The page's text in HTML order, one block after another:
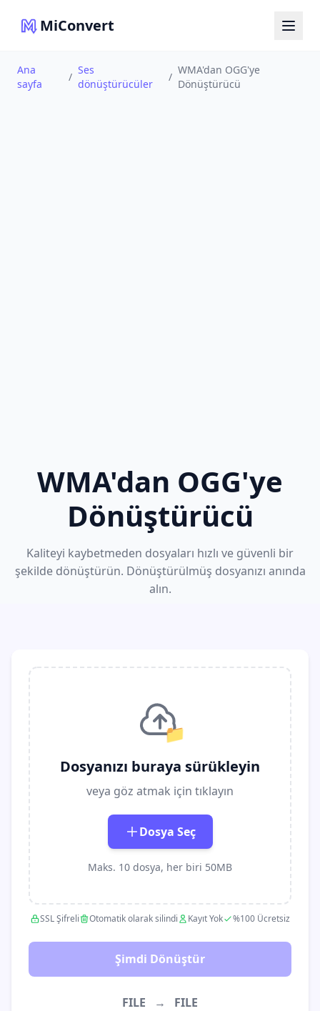
MiConvert
Ana
sayfa
/
Ses
dönüştürücüler
/
WMA'dan OGG'ye
Dönüştürücü
WMA'dan OGG'ye
Dönüştürücü
Kaliteyi kaybetmeden dosyaları hızlı ve güvenli bir
şekilde dönüştürün. Dönüştürülmüş dosyanızı anında
alın.
📁
Dosyanızı buraya sürükleyin
veya göz atmak için tıklayın
Dosya Seç
Maks. 10 dosya, her biri 50MB
SSL Şifreli Otomatik olarak silindi Kayıt Yok %100 Ücretsiz
Şimdi Dönüştür
FILE → FILE